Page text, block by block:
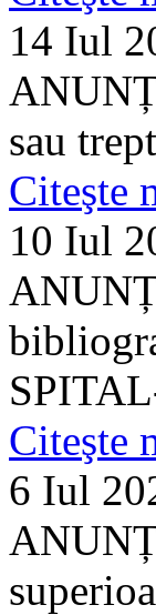
14 Iul
sau
Citeşte
10 Iul
Citeşte
6 Iul